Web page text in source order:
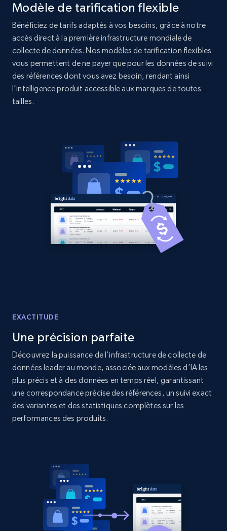
Amazon products global dataset -
Collecting products by keyword search
Title, Seller name, Brand, Description, Initial
price, Currency, Availability, Reviews count, and
more.
2.1K+ 375+ Commencer
products by best sellers category URL
Title, Seller name, Brand, Description, Initial
price, Currency, Availability, Reviews count, and
375+ Commencer
more.
2.1K+ 375+
Amazon products global dataset - Collect
products from Brands URLs
Title, Seller name, Brand, Description, Initial
375+
Modèle de tarification flexible
Bénéficiez de tarifs adaptés à vos besoins, grâce à notre
accès direct à la première infrastructure mondiale de
collecte de données. Nos modèles de tarification flexibles
vous permettent de ne payer que pour les données de suivi
des références dont vous avez besoin, rendant ainsi
l’intelligence produit accessible aux marques de toutes
tailles.
EXACTITUDE
Une précision parfaite
Découvrez la puissance de l’infrastructure de collecte de
données leader au monde, associée aux modèles d’IA les
plus précis et à des données en temps réel, garantissant
une correspondance précise des références, un suivi exact
des variantes et des statistiques complètes sur les
performances des produits.